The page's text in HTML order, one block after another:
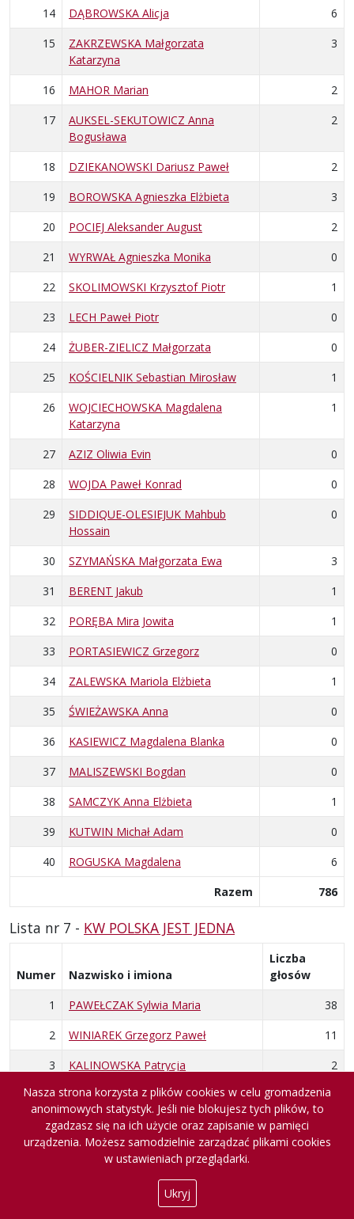
14
DĄBROWSKA Alicja
6
15
ZAKRZEWSKA Małgorzata
Katarzyna
3
16 MAHOR Marian
2
17
AUKSEL-SEKUTOWICZ Anna
Bogusława
2
18 DZIEKANOWSKI Dariusz Paweł
2
19
BOROWSKA Agnieszka Elżbieta
3
20
POCIEJ Aleksander August
2
21
WYRWAŁ Agnieszka Monika
0
22
SKOLIMOWSKI Krzysztof Piotr
1
23
LECH Paweł Piotr
0
24
ŻUBER-ZIELICZ Małgorzata
0
25
KOŚCIELNIK Sebastian Mirosław
1
26
WOJCIECHOWSKA Magdalena
Katarzyna
1
27 AZIZ Oliwia Evin
0
28
WOJDA Paweł Konrad
0
29
SIDDIQUE-OLESIEJUK Mahbub
Hossain
0
30 SZYMAŃSKA Małgorzata Ewa
3
31
BERENT Jakub
1
32
PORĘBA Mira Jowita
1
33
PORTASIEWICZ Grzegorz
0
34
ZALEWSKA Mariola Elżbieta
1
35
ŚWIEŻAWSKA Anna
0
36
KASIEWICZ Magdalena Blanka
0
37
MALISZEWSKI Bogdan
0
38
SAMCZYK Anna Elżbieta
1
39
KUTWIN Michał Adam
0
40
ROGUSKA Magdalena
6
Razem
786
Lista nr 7 - KW POLSKA JEST JEDNA
Numer Nazwisko i imiona
Liczba
głosów
1
PAWEŁCZAK Sylwia Maria
38
2
WINIAREK Grzegorz Paweł
11
3
KALINOWSKA Patrycja
2
4
WAŚNIOWSKA Barbara Anna
5
PIĄTEK Hubert
PIĄTKOWSKA Ewelina Agnieszka
BANASZEK Paulina
Nasza strona korzysta z plików cookies w celu gromadzenia
anonimowych statystyk. Jeśli nie blokujesz tych plików, to
zgadzasz się na ich użycie oraz zapisanie w pamięci
urządzenia. Możesz samodzielnie zarządzać plikami cookies
w ustawieniach przeglądarki.
Ukryj